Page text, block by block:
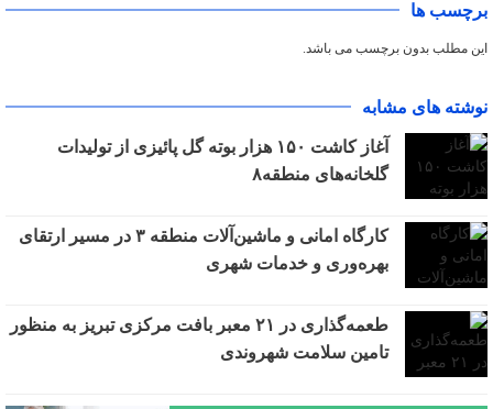
برچسب ها
این مطلب بدون برچسب می باشد.
نوشته های مشابه
آغاز کاشت ۱۵۰ هزار بوته گل پائیزی از تولیدات
گلخانه‌های منطقه۸
کارگاه امانی و ماشین‌آلات منطقه ۳ در مسیر ارتقای
بهره‌وری و خدمات شهری
طعمه‌گذاری در ۲۱ معبر بافت مرکزی تبریز به منظور
تامین سلامت شهروندی